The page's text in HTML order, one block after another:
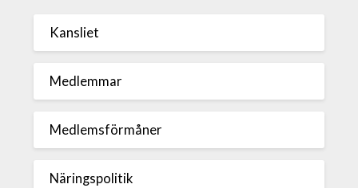
Kansliet
Medlemmar
Medlemsförmåner
Näringspolitik